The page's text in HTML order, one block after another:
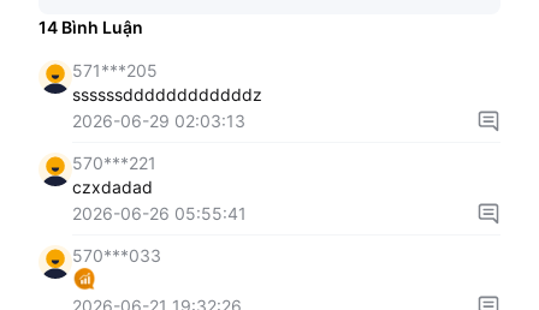
14 Bình Luận
571***205
ssssssddddddddddddz
2026-06-29 02:03:13
570***221
czxdadad
2026-06-26 05:55:41
570***033
2026-06-21 19:32:26